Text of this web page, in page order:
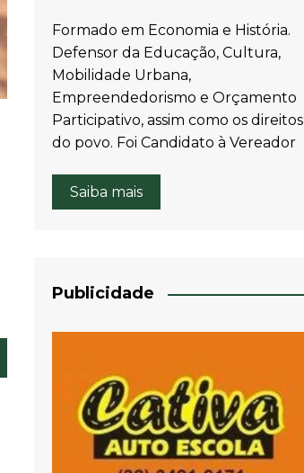
Formado em Economia e História.
Defensor da Educação, Cultura,
Mobilidade Urbana,
Empreendedorismo e Orçamento
Participativo, assim como os direitos
do povo. Foi Candidato à Vereador
Saiba mais
Publicidade